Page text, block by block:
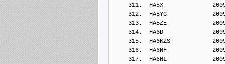
311.  HA5X
312.  HA5YG
313.  HA5ZE
314.  HA6D
315.  HA6KZS
316.  HA6NF
317.  HA6NL